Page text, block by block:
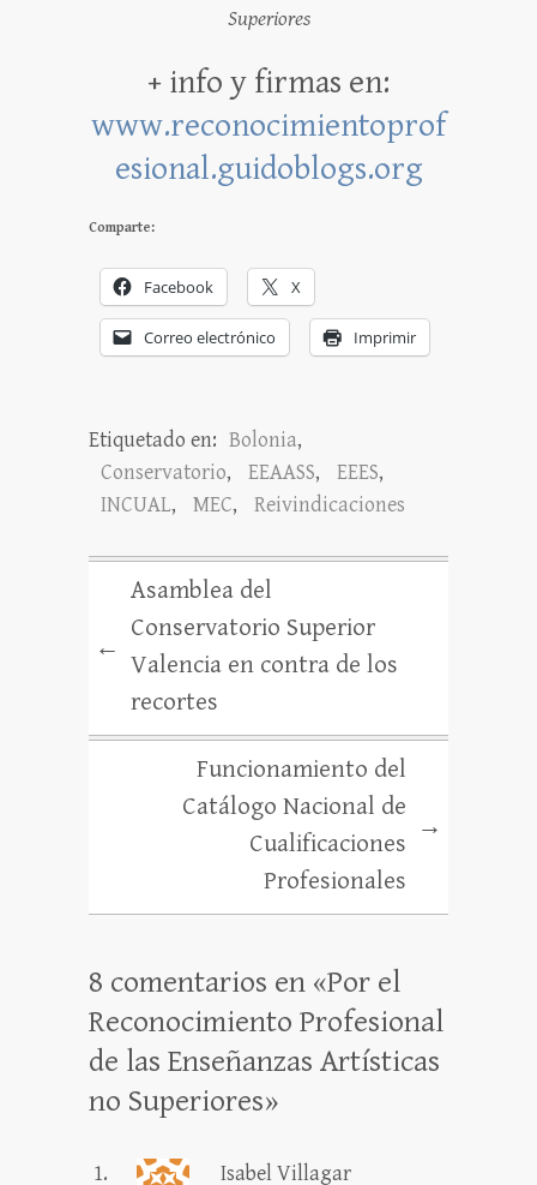
Superiores
+ info y firmas en:
www.reconocimientoprof
esional.guidoblogs.org
Comparte:
Facebook X
Correo electrónico Imprimir
Etiquetado en: Bolonia,
Conservatorio, EEAASS, EEES,
INCUAL, MEC, Reivindicaciones
←
Asamblea del
Conservatorio Superior
Valencia en contra de los
recortes
Funcionamiento del
Catálogo Nacional de
Cualificaciones
Profesionales
→
8 comentarios en «Por el
Reconocimiento Profesional
de las Enseñanzas Artísticas
no Superiores»
Isabel Villagar